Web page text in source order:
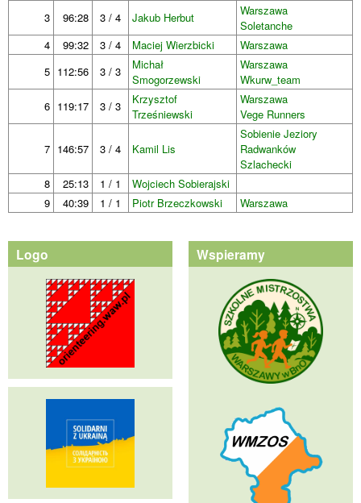
3
96:28 3 / 4 Jakub Herbut
Warszawa
Soletanche
4
99:32 3 / 4 Maciej Wierzbicki
Warszawa
5 112:56 3 / 3
Michał
Smogorzewski
Warszawa
Wkurw_team
6 119:17 3 / 3
Krzysztof
Trześniewski
Warszawa
Vege Runners
7 146:57 3 / 4 Kamil Lis
Sobienie Jeziory
Radwanków
Szlachecki
8
25:13 1 / 1
Wojciech Sobierajski
9
40:39 1 / 1 Piotr Brzeczkowski Warszawa
Logo Wspieramy